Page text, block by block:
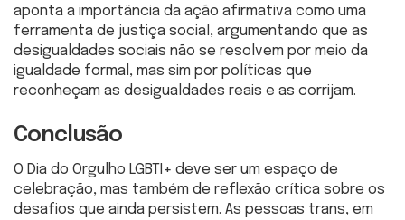
aponta a importância da ação afirmativa como uma
ferramenta de justiça social, argumentando que as
desigualdades sociais não se resolvem por meio da
igualdade formal, mas sim por políticas que
reconheçam as desigualdades reais e as corrijam.
Conclusão
O Dia do Orgulho LGBTI+ deve ser um espaço de
celebração, mas também de reflexão crítica sobre os
desafios que ainda persistem. As pessoas trans, em